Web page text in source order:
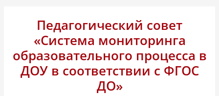
Педагогический совет
«Система мониторинга
образовательного процесса в
ДОУ в соответствии с ФГОС
ДО»